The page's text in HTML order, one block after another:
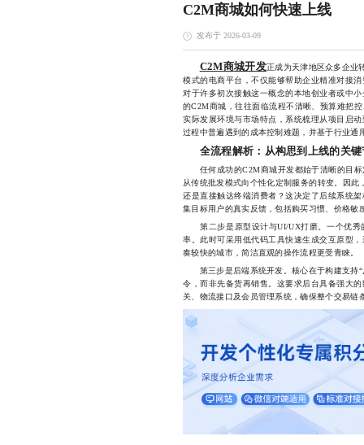
C2M商城如何快速上线
发布于 2026-03-09
C2M商城开发正成为天津地区众多企业
模式的电商平台，不仅能够帮助企业精准对接
对于许多初次接触这一概念的本地创业者或中
的C2M商城，往往面临流程不清晰、预算难把
实际发展环境与市场特点，系统梳理从项目启
过程中普遍遇到的成本控制难题，并基于行业通
全流程解析：从构思到上线的关键
任何成功的C2M商城开发都始于清晰的目标
从传统批发模式向个性化定制服务的转变。因
还是直接触达终端消费者？这决定了后续系统
集目标用户的真实反馈，包括购买习惯、价格
第二步是原型设计与UI/UX打磨。一个优秀
率。此时可采用低代码工具快速生成交互原型
奏较快的城市，简洁直观的操作流程更受青睐。
第三步是后端系统开发。核心在于构建支持“
令，而非先备货再销售。这要求后台具备强大
关、物流接口及会员管理系统，确保整个交易链